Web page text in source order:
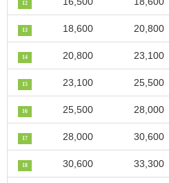
12
13 18,600 20,800
14 20,800 23,100
15 23,100 25,500
16 25,500 28,000
17 28,000 30,600
18 30,600 33,300